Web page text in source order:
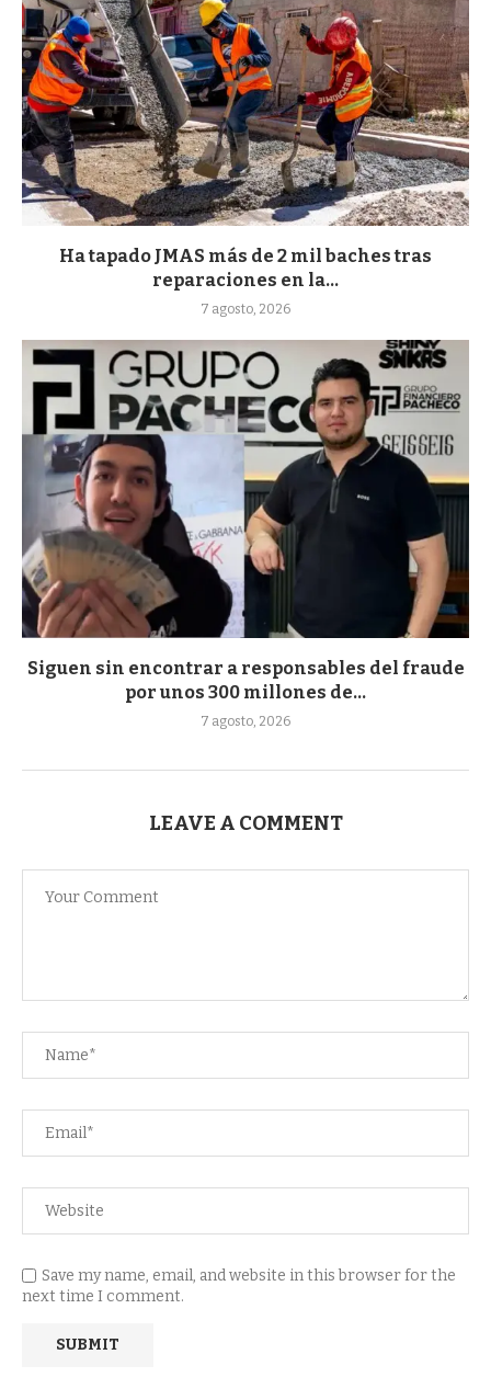
Ha tapado JMAS más de 2 mil baches tras
reparaciones en la...
7 agosto, 2026
Siguen sin encontrar a responsables del fraude
por unos 300 millones de...
7 agosto, 2026
LEAVE A COMMENT
Save my name, email, and website in this browser for the
next time I comment.